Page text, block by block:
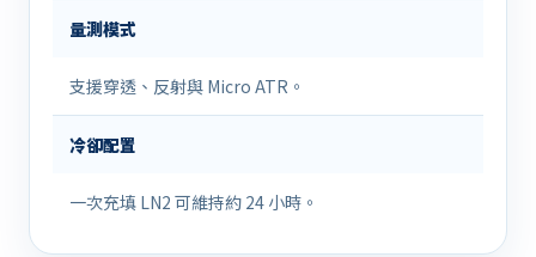
量測模式
支援穿透、反射與 Micro ATR。
冷卻配置
一次充填 LN2 可維持約 24 小時。